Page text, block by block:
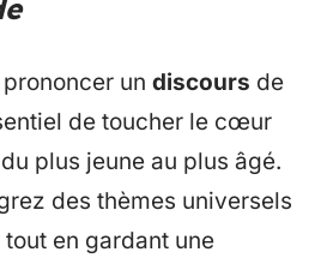
prononcer un discours de
de toucher le cœur
plus jeune au plus âgé.
des thèmes universels
en gardant une